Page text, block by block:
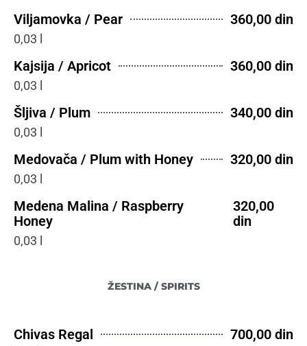
Viljamovka / Pear 360,00 din
0,03 l
Kajsija / Apricot 360,00 din
0,03 l
Šljiva / Plum 340,00 din
0,03 l
Medovača / Plum with Honey 320,00 din
0,03 l
Medena Malina / Raspberry
Honey
320,00
din
0,03 l
ŽESTINA / SPIRITS
Chivas Regal 700,00 din